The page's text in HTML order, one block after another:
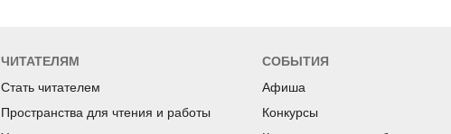
ЧИТАТЕЛЯМ
Стать читателем
Пространства для чтения и работы
СОБЫТИЯ
Афиша
Конкурсы